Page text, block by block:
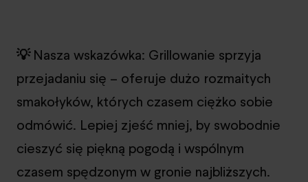
💡Nasza wskazówka: Grillowanie sprzyja
przejadaniu się – oferuje dużo rozmaitych
smakołyków, których czasem ciężko sobie
odmówić. Lepiej zjeść mniej, by swobodnie
cieszyć się piękną pogodą i wspólnym
czasem spędzonym w gronie najbliższych.